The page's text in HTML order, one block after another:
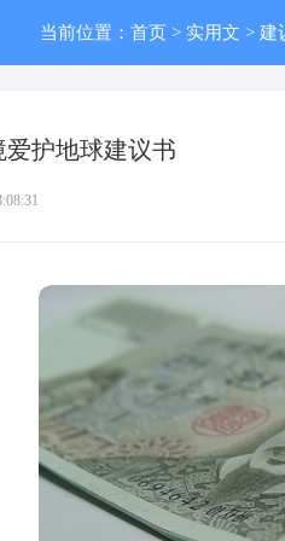
当前位置： 首页 > 实用文 > 建
爱护地球建议书